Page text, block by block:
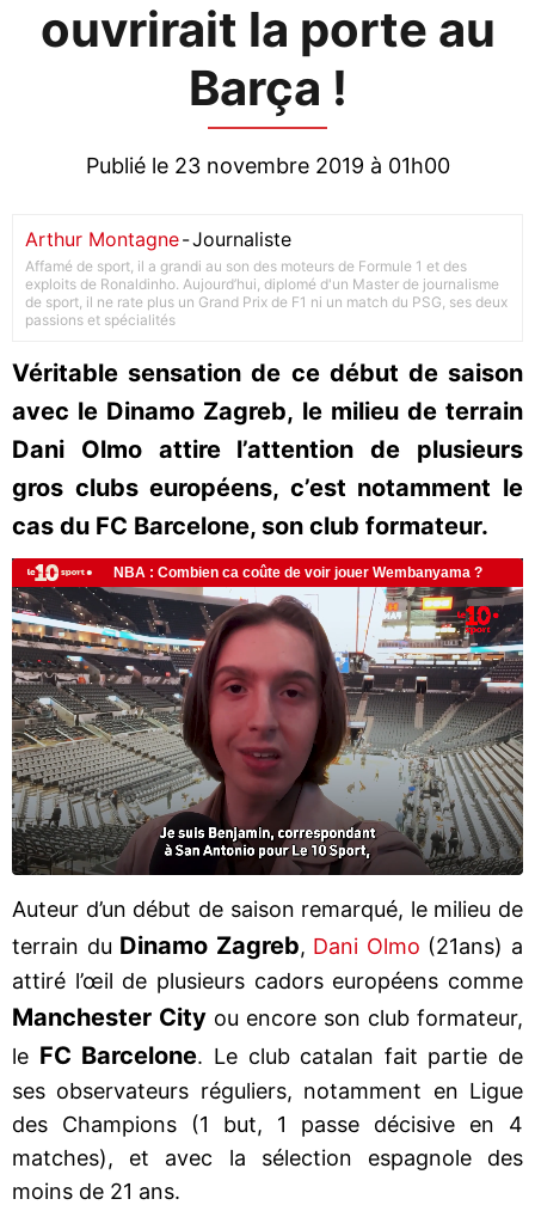
ouvrirait la porte au
Barça !
Publié le 23 novembre 2019 à 01h00
Arthur Montagne-Journaliste
Affamé de sport, il a grandi au son des moteurs de Formule 1 et des
exploits de Ronaldinho. Aujourd’hui, diplomé d'un Master de journalisme
de sport, il ne rate plus un Grand Prix de F1 ni un match du PSG, ses deux
passions et spécialités
Véritable sensation de ce début de saison
avec le Dinamo Zagreb, le milieu de terrain
Dani Olmo attire l’attention de plusieurs
gros clubs européens, c’est notamment le
cas du FC Barcelone, son club formateur.
Auteur d’un début de saison remarqué, le milieu de
terrain du Dinamo Zagreb, Dani Olmo (21ans) a
attiré l’œil de plusieurs cadors européens comme
Manchester City ou encore son club formateur,
le FC Barcelone. Le club catalan fait partie de
ses observateurs réguliers, notamment en Ligue
des Champions (1 but, 1 passe décisive en 4
matches), et avec la sélection espagnole des
moins de 21 ans.